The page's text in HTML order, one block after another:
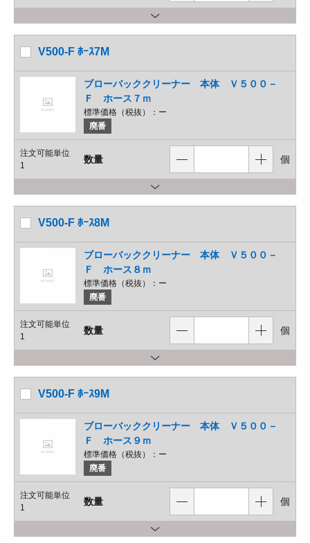
V500-F ﾎｰｽ7M
ブローバッククリーナー 本体 Ｖ５００－
Ｆ ホース７ｍ
標準価格（税抜）： ー
廃番
注文可能単位
1
数量 個
V500-F ﾎｰｽ8M
ブローバッククリーナー 本体 Ｖ５００－
Ｆ ホース８ｍ
標準価格（税抜）： ー
廃番
注文可能単位
1
数量 個
V500-F ﾎｰｽ9M
ブローバッククリーナー 本体 Ｖ５００－
Ｆ ホース９ｍ
標準価格（税抜）： ー
廃番
注文可能単位
1
数量 個